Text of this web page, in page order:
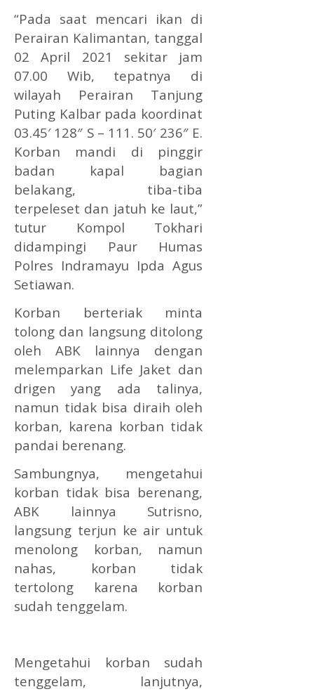
“Pada saat mencari ikan di
Perairan Kalimantan, tanggal
02 April 2021 sekitar jam
07.00 Wib, tepatnya di
wilayah Perairan Tanjung
Puting Kalbar pada koordinat
03.45′ 128″ S – 111. 50′ 236″ E.
Korban mandi di pinggir
badan kapal bagian
belakang, tiba-tiba
terpeleset dan jatuh ke laut,”
tutur Kompol Tokhari
didampingi Paur Humas
Polres Indramayu Ipda Agus
Setiawan.
Korban berteriak minta
tolong dan langsung ditolong
oleh ABK lainnya dengan
melemparkan Life Jaket dan
drigen yang ada talinya,
namun tidak bisa diraih oleh
korban, karena korban tidak
pandai berenang.
Sambungnya, mengetahui
korban tidak bisa berenang,
ABK lainnya Sutrisno,
langsung terjun ke air untuk
menolong korban, namun
nahas, korban tidak
tertolong karena korban
sudah tenggelam.
Mengetahui korban sudah
tenggelam, lanjutnya,